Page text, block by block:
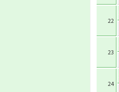
22
23
24